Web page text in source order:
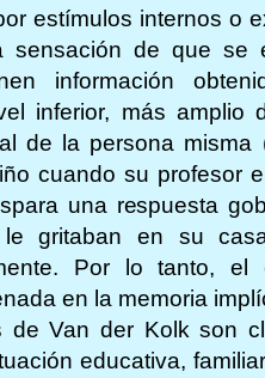
estímulos internos o
sensación de que se
información
inferior, más
de la persona
cuando su profesor
una respuesta
gritaban en su
Por lo tanto,
en la memoria
de Van der Kolk son
educativa,